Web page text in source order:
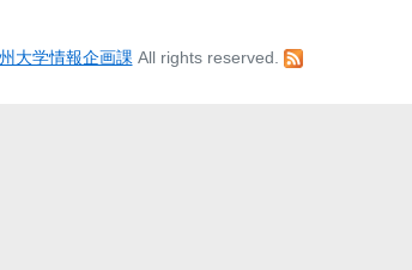
大学情報企画課 All rights reserved.